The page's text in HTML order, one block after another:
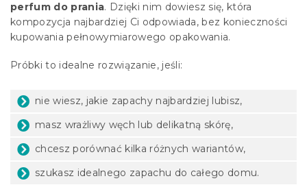
perfum do prania. Dzięki nim dowiesz się, która
kompozycja najbardziej Ci odpowiada, bez konieczności
kupowania pełnowymiarowego opakowania.
Próbki to idealne rozwiązanie, jeśli:
nie wiesz, jakie zapachy najbardziej lubisz,
masz wrażliwy węch lub delikatną skórę,
chcesz porównać kilka różnych wariantów,
szukasz idealnego zapachu do całego domu.